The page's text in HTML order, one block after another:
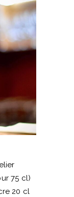
75 cl)
20 cl